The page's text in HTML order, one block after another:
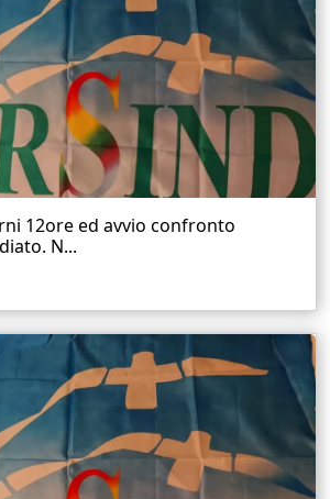
12ore ed avvio confronto
N...